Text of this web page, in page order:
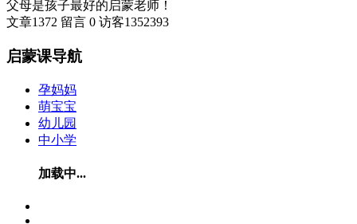
父母是孩子最好的启蒙老师！
文章1372 留言 0 访客1352393
启蒙课导航
孕妈妈
萌宝宝
幼儿园
中小学
加载中...